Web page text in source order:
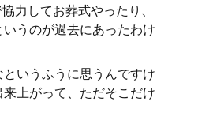
力してお葬式やったり、
うのが過去にあったわけ
いうふうに思うんですけ
上がって、ただそこだけ